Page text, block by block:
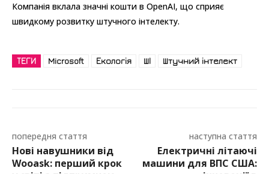
Компанія вклала значні кошти в OpenAI, що сприяє
швидкому розвитку штучного інтелекту.
ТЕГИ Microsoft Екологія ШІ Штучний інтелект
попередня стаття
Нові навушники від
Wooask: перший крок
наступна стаття
Електричні літаючі
машини для ВПС США: